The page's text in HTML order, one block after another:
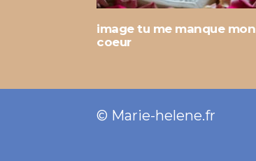
image tu me manque mon
coeur
© Marie-helene.fr